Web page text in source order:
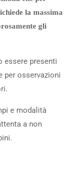
la massima
gli
essere presenti
per osservazioni
e modalità
a non